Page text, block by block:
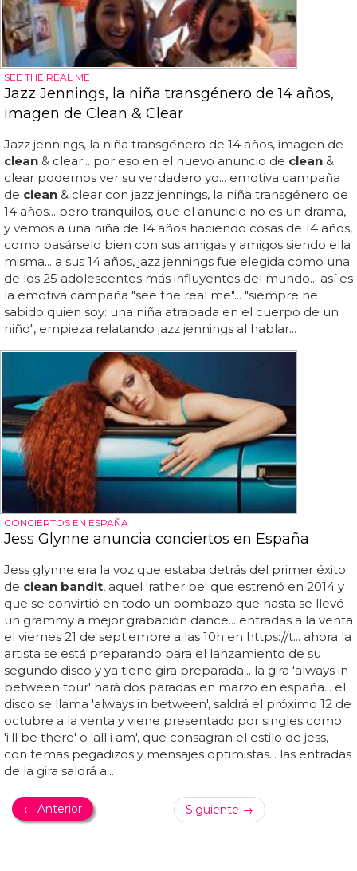
SEE THE REAL ME
Jazz Jennings, la niña transgénero de 14 años,
imagen de Clean & Clear
Jazz jennings, la niña transgénero de 14 años, imagen de
clean & clear... por eso en el nuevo anuncio de clean &
clear podemos ver su verdadero yo... emotiva campaña
de clean & clear con jazz jennings, la niña transgénero de
14 años... pero tranquilos, que el anuncio no es un drama,
y vemos a una niña de 14 años haciendo cosas de 14 años,
como pasárselo bien con sus amigas y amigos siendo ella
misma... a sus 14 años, jazz jennings fue elegida como una
de los 25 adolescentes más influyentes del mundo... así es
la emotiva campaña "see the real me"... "siempre he
sabido quien soy: una niña atrapada en el cuerpo de un
niño", empieza relatando jazz jennings al hablar...
CONCIERTOS EN ESPAÑA
Jess Glynne anuncia conciertos en España
Jess glynne era la voz que estaba detrás del primer éxito
de clean bandit, aquel 'rather be' que estrenó en 2014 y
que se convirtió en todo un bombazo que hasta se llevó
un grammy a mejor grabación dance... entradas a la venta
el viernes 21 de septiembre a las 10h en https://t... ahora la
artista se está preparando para el lanzamiento de su
segundo disco y ya tiene gira preparada... la gira 'always in
between tour' hará dos paradas en marzo en españa... el
disco se llama 'always in between', saldrá el próximo 12 de
octubre a la venta y viene presentado por singles como
'i'll be there' o 'all i am', que consagran el estilo de jess,
con temas pegadizos y mensajes optimistas... las entradas
de la gira saldrá a...
← Anterior Siguiente →